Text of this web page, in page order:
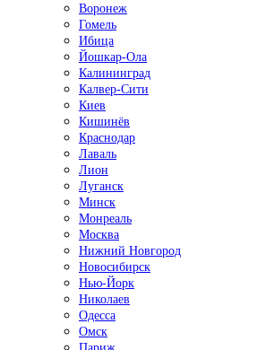
Воронеж
Гомель
Ибица
Йошкар-Ола
Калининград
Калвер-Сити
Киев
Кишинёв
Краснодар
Лаваль
Лион
Луганск
Минск
Монреаль
Москва
Нижний Новгород
Новосибирск
Нью-Йорк
Николаев
Одесса
Омск